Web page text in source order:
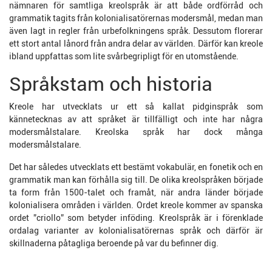
nämnaren för samtliga kreolspråk är att både ordförråd och
grammatik tagits från kolonialisatörernas modersmål, medan man
även lagt in regler från urbefolkningens språk. Dessutom florerar
ett stort antal lånord från andra delar av världen. Därför kan kreole
ibland uppfattas som lite svårbegripligt för en utomstående.
Språkstam och historia
Kreole har utvecklats ur ett så kallat pidginspråk som
kännetecknas av att språket är tillfälligt och inte har några
modersmålstalare. Kreolska språk har dock många
modersmålstalare.
Det har således utvecklats ett bestämt vokabulär, en fonetik och en
grammatik man kan förhålla sig till. De olika kreolspråken började
ta form från 1500-talet och framåt, när andra länder började
kolonialisera områden i världen. Ordet kreole kommer av spanska
ordet ”criollo” som betyder inföding. Kreolspråk är i förenklade
ordalag varianter av kolonialisatörernas språk och därför är
skillnaderna påtagliga beroende på var du befinner dig.